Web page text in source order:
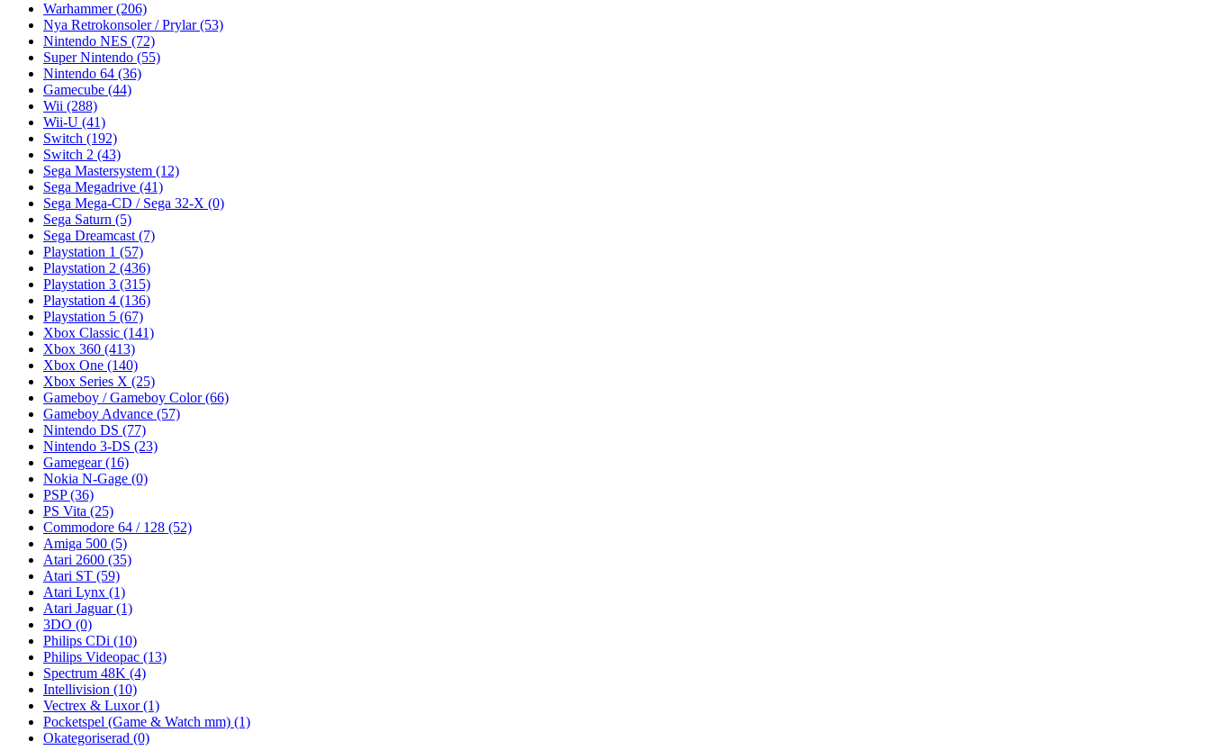
Warhammer(206)
Nya Retrokonsoler / Prylar(53)
Nintendo NES (72)
Super Nintendo (55)
Nintendo 64 (36)
Gamecube (44)
Wii (288)
Wii-U (41)
Switch (192)
Switch 2 (43)
Sega Mastersystem (12)
Sega Megadrive (41)
Sega Mega-CD / Sega 32-X (0)
Sega Saturn (5)
Sega Dreamcast (7)
Playstation 1 (57)
Playstation 2 (436)
Playstation 3 (315)
Playstation 4 (136)
Playstation 5 (67)
Xbox Classic (141)
Xbox 360 (413)
Xbox One (140)
Xbox Series X (25)
Gameboy / Gameboy Color(66)
Gameboy Advance (57)
Nintendo DS (77)
Nintendo 3-DS (23)
Gamegear(16)
Nokia N-Gage (0)
PSP(36)
PS Vita (25)
Commodore 64 / 128 (52)
Amiga 500 (5)
Atari 2600 (35)
Atari ST (59)
Atari Lynx (1)
Atari Jaguar(1)
3DO (0)
Philips CDi (10)
Philips Videopac (13)
Spectrum 48K (4)
Intellivision (10)
Vectrex & Luxor(1)
Pocketspel (Game & Watch mm) (1)
Okategoriserad (0)